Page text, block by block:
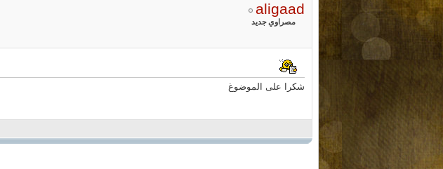
aligaad
مصراوي جديد
شكرا على الموضوغ